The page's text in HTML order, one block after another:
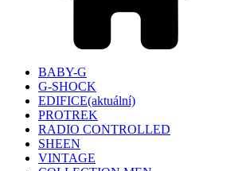
BABY-G
G-SHOCK
EDIFICE(aktuální)
PROTREK
RADIO CONTROLLED
SHEEN
VINTAGE